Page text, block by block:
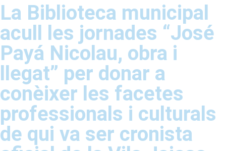
La Biblioteca municipal
acull les jornades “José
Payá Nicolau, obra i
llegat” per donar a
conèixer les facetes
professionals i culturals
de qui va ser cronista